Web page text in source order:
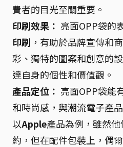
費者的目光至關重要。
印刷效果： 亮面OPP袋的
印刷 ，有助於品牌宣傳和
彩、獨特的圖案和創意的
達自身的個性和價值觀。
產品定位： 亮面OPP袋能
和時尚感，與潮流電子產
以Apple產品為例，雖然
約，但在配件包裝上，偶